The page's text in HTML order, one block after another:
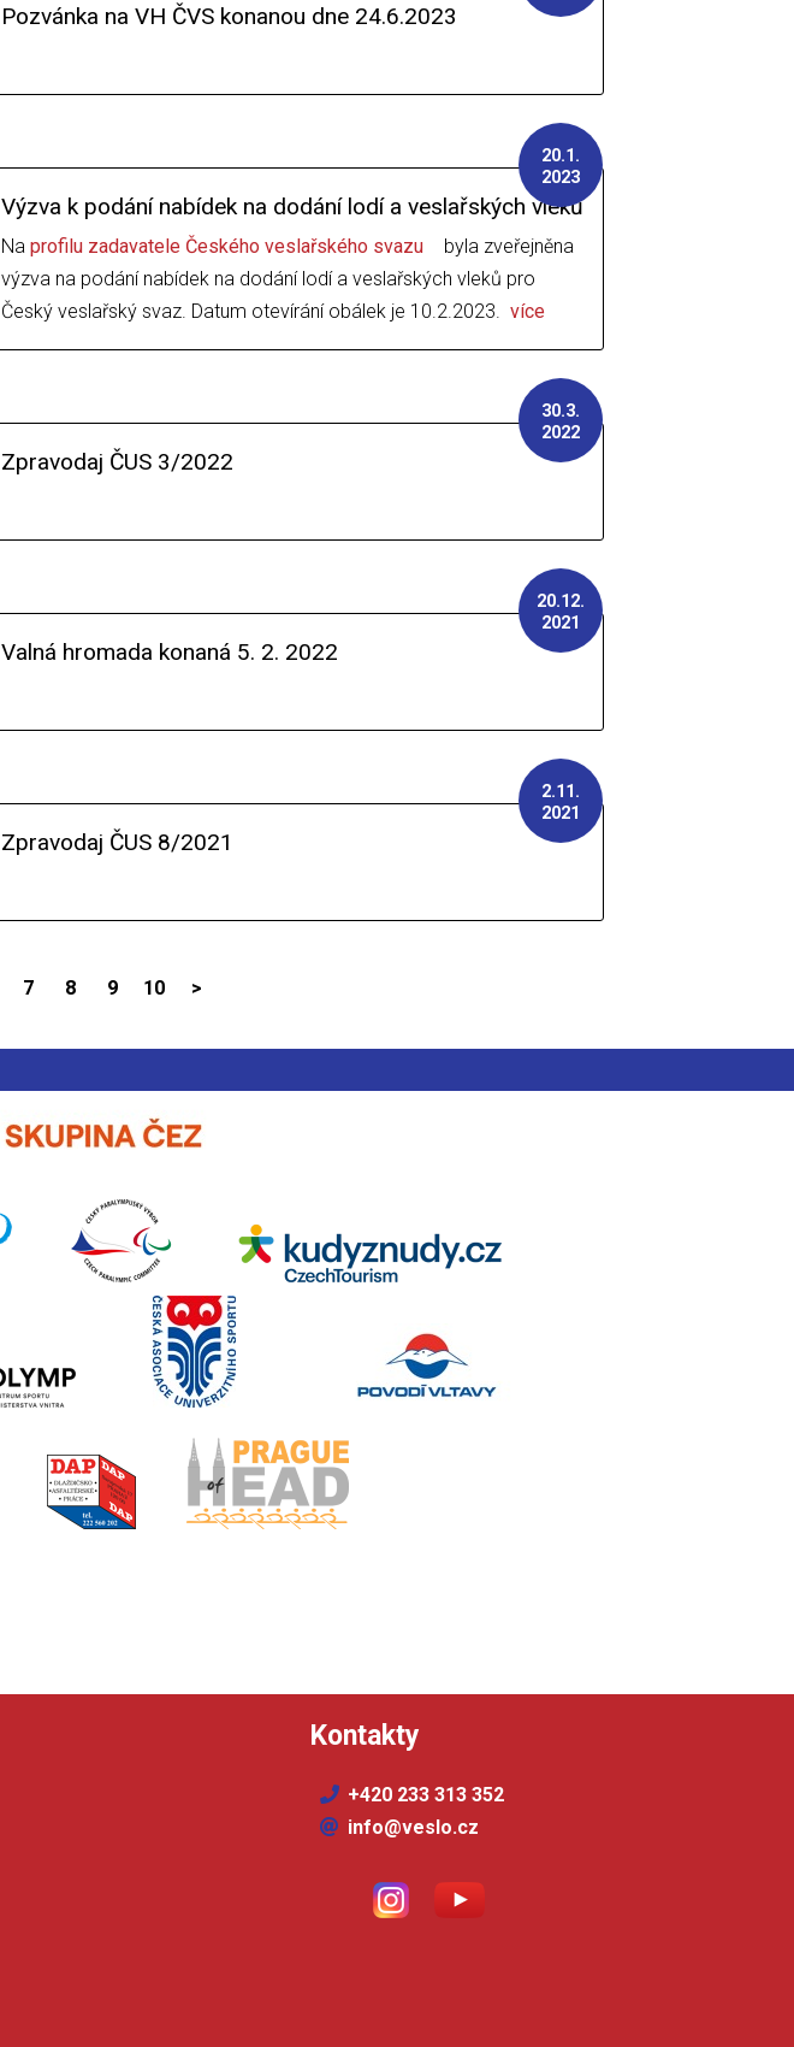
Pozvánka na VH ČVS konanou dne 24.6.2023
20.1.
2023
Výzva k podání nabídek na dodání lodí a veslařských vleků
Na profilu zadavatele Českého veslařského svazu
byla zveřejněna
výzva na podání nabídek na dodání lodí a veslařských vleků pro
Český veslařský svaz. Datum otevírání obálek je 10.2.2023. více
30.3.
2022
Zpravodaj ČUS 3/2022
20.12.
2021
Valná hromada konaná 5. 2. 2022
2.11.
2021
Zpravodaj ČUS 8/2021
7 8 9 10 >
Kontakty
+420 233 313 352
info@veslo.cz